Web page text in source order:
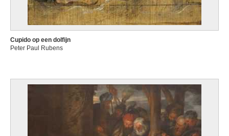
Cupido op een dolfijn
Peter Paul Rubens